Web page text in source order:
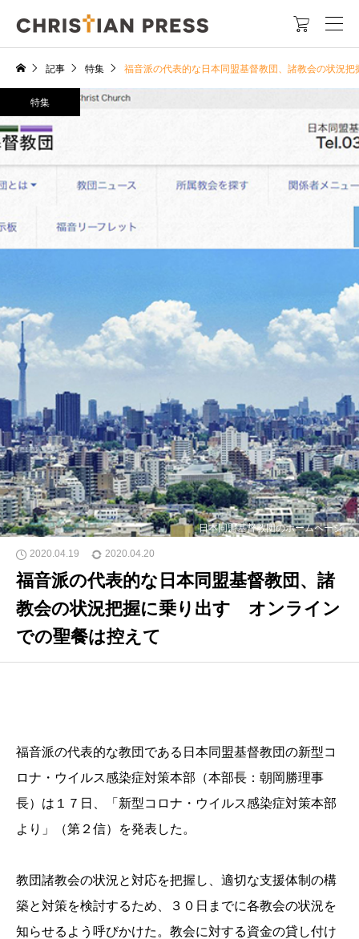

記事 特集 福音派の代表的な日本同盟基督教団、諸教会の状況
日本同盟基督教団のホームページ
特集
2020.04.19 2020.04.20
福音派の代表的な日本同盟基督教団、諸
教会の状況把握に乗り出す オンライン
での聖餐は控えて
福音派の代表的な教団である日本同盟基督教団の新型コ
ロナ・ウイルス感染症対策本部（本部長：朝岡勝理事
長）は１７日、「新型コロナ・ウイルス感染症対策本部
より」（第２信）を発表した。
教団諸教会の状況と対応を把握し、適切な支援体制の構
築と対策を検討するため、３０日までに各教会の状況を
知らせるよう呼びかけた。教会に対する資金の貸し付け